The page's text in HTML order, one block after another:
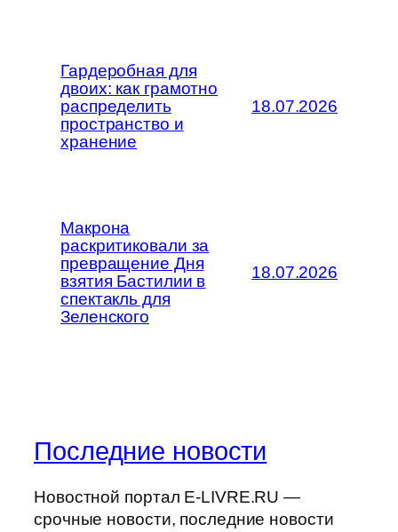
Гардеробная для
двоих: как грамотно
распределить
пространство и
хранение
18.07.2026
Макрона
раскритиковали за
превращение Дня
взятия Бастилии в
спектакль для
Зеленского
18.07.2026
Последние новости
Новостной портал E-LIVRE.RU —
срочные новости, последние новости